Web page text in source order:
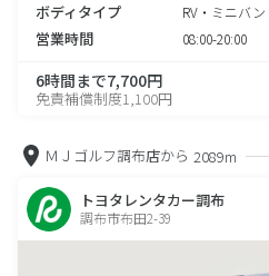
ボディタイプ RV・ミニバン
営業時間 08:00-20:00
6時間まで7,700円
免責補償制度1,100円
ＭＪゴルフ調布店から 2089m
トヨタレンタカー調布
調布市布田2-39